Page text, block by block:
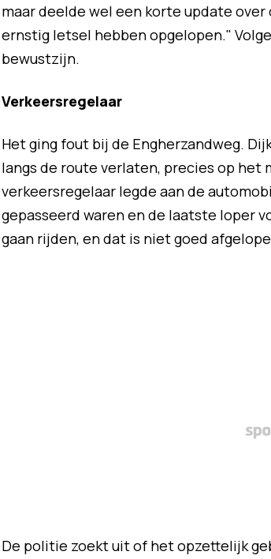
maar deelde wel een korte update
ernstig letsel hebben opgelopen."
bewustzijn.
Verkeersregelaar
Het ging fout bij de Engherzandweg.
langs de route verlaten, precies op het
verkeersregelaar legde aan de
gepasseerd waren en de laatste loper
gaan rijden, en dat is niet goed
De politie zoekt uit of het opzettelijk